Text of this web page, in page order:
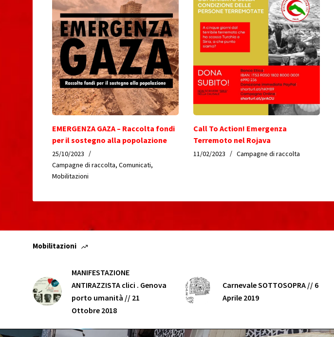
EMERGENZA GAZA – Raccolta fondi
per il sostegno alla popolazione
25/10/2023
Campagne di raccolta,Comunicati,
Mobilitazioni
Call To Action! Emergenza
Terremoto nel Rojava
11/02/2023 Campagne di raccolta
Mobilitazioni
MANIFESTAZIONE
ANTIRAZZISTA clici . Genova
porto umanità // 21
Ottobre 2018
Carnevale SOTTOSOPRA // 6
Aprile 2019